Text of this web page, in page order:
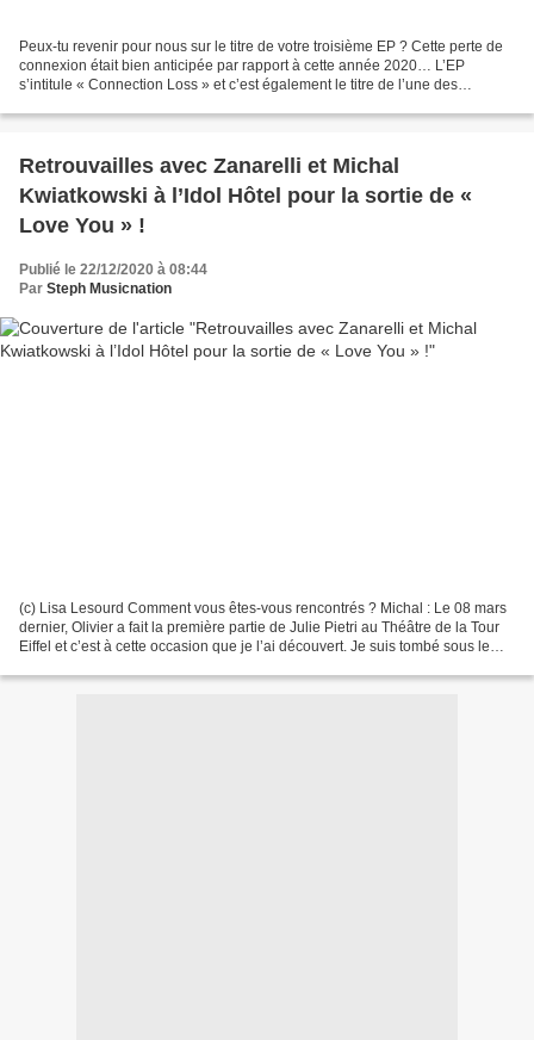
Peux-tu revenir pour nous sur le titre de votre troisième EP ? Cette perte de
connexion était bien anticipée par rapport à cette année 2020… L’EP
s’intitule « Connection Loss » et c’est également le titre de l’une des
Retrouvailles avec Zanarelli et Michal
Kwiatkowski à l’Idol Hôtel pour la sortie de «
Love You » !
Publié le 22/12/2020 à 08:44
Par Steph Musicnation
(c) Lisa Lesourd Comment vous êtes-vous rencontrés ? Michal : Le 08 mars
dernier, Olivier a fait la première partie de Julie Pietri au Théâtre de la Tour
Eiffel et c’est à cette occasion que je l’ai découvert. Je suis tombé sous le